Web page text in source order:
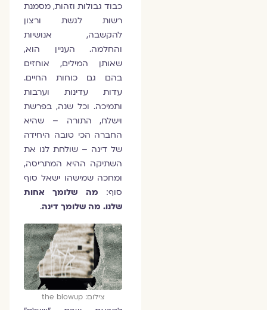
כבוד גבולות וזהות, מסמנת
רשות לגשת ורצון
להקשבה, אנושיות
והחלמה. העניין הוא,
שאותן המילים, אוחזים
בהם גם כוחות החיים.
עדות עדינות וערבות
ותמיכה. וכל שנה, בפרשת
וישלח, התורה – שהיא
החברה הכי טובה היחידה
של דינה – שולחת לנו את
השתיקה ההיא המתריסה,
ומחכה שמישהו ישאל סוף
סוף:
מה שלומך אחות
שלנו. מה שלומך דינה.
צילום: the blowup